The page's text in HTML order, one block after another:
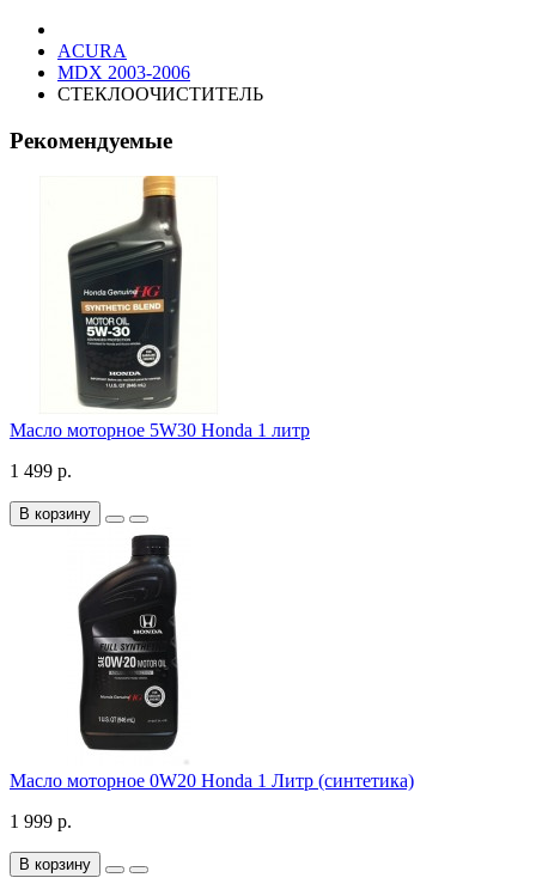
ACURA
MDX 2003-2006
СТЕКЛООЧИСТИТЕЛЬ
Рекомендуемые
Масло моторное 5W30 Honda 1 литр
1 499 р.
В корзину
Масло моторное 0W20 Honda 1 Литр (синтетика)
1 999 р.
В корзину